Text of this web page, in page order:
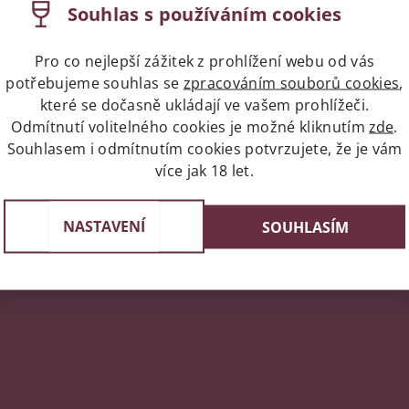
tak doporučujeme Captain Morgan Dark Rum v
pro přípravurumových koktejlů. Pokud ale jste
SPICED, který si rozhodně vychutnáte jen tak na ledu.
příspěvek k této položce.
uživatelé mohou vkládat příspěvky. Prosím
přihlaste se
Souhlas s používáním cookies
Pro co nejlepší zážitek z prohlížení webu od vás
potřebujeme souhlas se zpracováním souborů cookies,
které se dočasně ukládají ve vašem prohlížeči.
Odmítnutí volitelného cookies je možné kliknutímzde.
Souhlasem i odmítnutím cookies potvrzujete, že je vám
více jak 18 let.
NASTAVENÍ SOUHLASÍM